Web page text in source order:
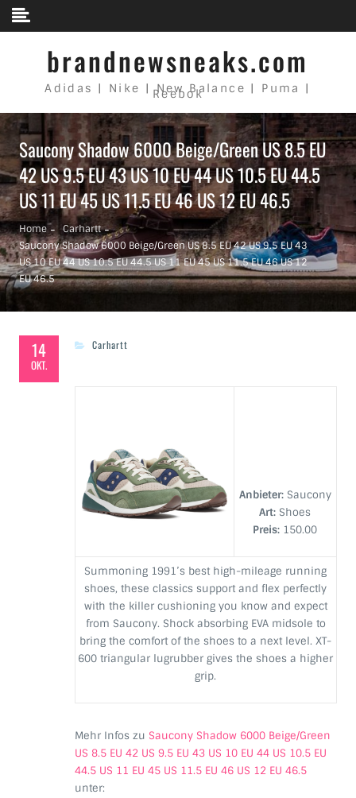
Skip to content
brandnewsneaks.com
Adidas | Nike | New Balance | Puma |
Reebok
Saucony Shadow 6000 Beige/Green US 8.5 EU
42 US 9.5 EU 43 US 10 EU 44 US 10.5 EU 44.5
US 11 EU 45 US 11.5 EU 46 US 12 EU 46.5
Home
Carhartt
Saucony Shadow 6000 Beige/Green US 8.5 EU 42 US 9.5 EU 43
US 10 EU 44 US 10.5 EU 44.5 US 11 EU 45 US 11.5 EU 46 US 12
EU 46.5
14
OKT.
Carhartt
Anbieter: Saucony
Art: Shoes
Preis: 150.00
Summoning 1991’s best high-mileage running
shoes, these classics support and flex perfectly
with the killer cushioning you know and expect
from Saucony. Shock absorbing EVA midsole to
bring the comfort of the shoes to a next level. XT-
600 triangular lugrubber gives the shoes a higher
grip.
Mehr Infos zu Saucony Shadow 6000 Beige/Green
US 8.5 EU 42 US 9.5 EU 43 US 10 EU 44 US 10.5 EU
44.5 US 11 EU 45 US 11.5 EU 46 US 12 EU 46.5
unter: